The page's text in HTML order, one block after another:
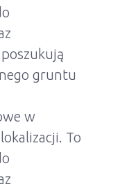
gruntu
w
To